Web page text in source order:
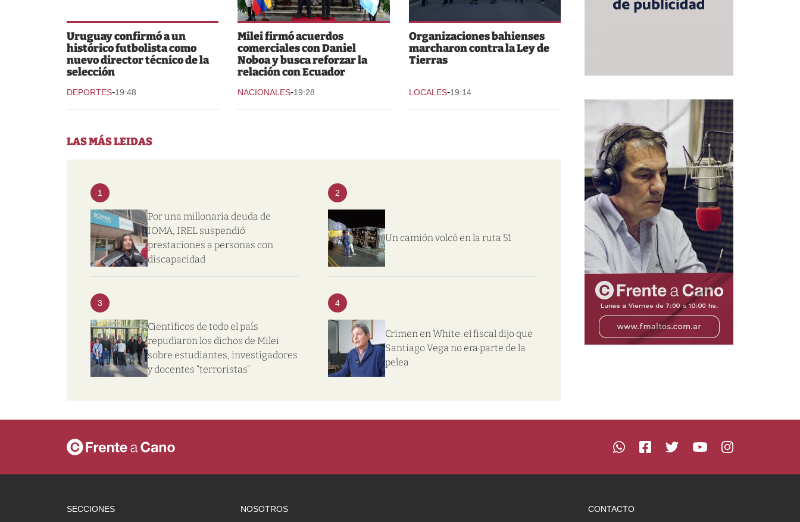
Uruguay confirmó a un
histórico futbolista como
nuevo director técnico de la
selección
DEPORTES-19:48
Milei firmó acuerdos
comerciales con Daniel
Noboa y busca reforzar la
relación con Ecuador
NACIONALES-19:28
Organizaciones bahienses
marcharon contra la Ley de
Tierras
LOCALES-19:14
LAS MÁS LEIDAS
1
Por una millonaria deuda de
IOMA, IREL suspendió
prestaciones a personas con
discapacidad
2
Un camión volcó en la ruta 51
3
Científicos de todo el país
repudiaron los dichos de Milei
sobre estudiantes, investigadores
y docentes “terroristas”
4
Crimen en White: el fiscal dijo que
Santiago Vega no era parte de la
pelea
SECCIONES NOSOTROS CONTACTO